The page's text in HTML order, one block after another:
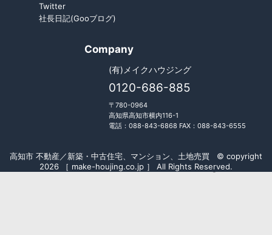
Twitter
社長日記(Gooブログ)
Company
(有)メイクハウジング
0120-686-885
〒780-0964
高知県高知市横内116-1
電話：088-843-6868 FAX：088-843-6555
高知市 不動産／新築・中古住宅、マンション、土地売買 © copyright
2026 ［ make-houjing.co.jp ］ All Rights Reserved.
Fudousan Plugin Ver.5.7.0